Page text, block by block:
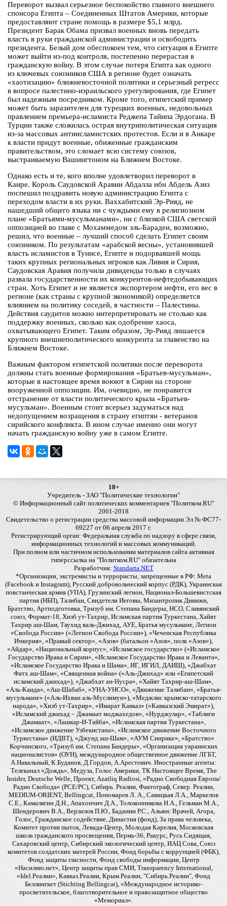
Переворот вызвал серьезное беспокойство главного внешнего
спонсора Египта – Соединенных Штатов Америки, которые
предоставляют стране помощь в размере $5,1 млрд.
Президент Барак Обама призвал военных вновь передать
власть в руки гражданской администрации и освободить
президента. Белый дом обеспокоен тем, что ситуация в Египте
может выйти из-под контроля, постепенно перерастая в
гражданскую войну. В этом случае потеря Египта как одного
из ключевых союзников США в регионе будет означать
«хаотизацию» ближневосточной политики и серьезный регресс
в вопросе палестино-израильского урегулирования, где Египет
был надежным посредником. Кроме того, египетский пример
может быть заразителен для турецких военных, недовольных
правлением премьера-исламиста Реджепа Тайипа Эрдогана. В
Турции также сложилась острая внутриполитическая ситуация
из-за массовых антиисламистских протестов. Если и в Анкаре
к власти придут военные, обиженные гражданским
правительством, это сломает всю систему союзов,
выстраиваемую Вашингтоном на Ближнем Востоке.
Однако есть и те, кого вполне удовлетворил переворот в
Каире. Король Саудовской Аравии Абдалла ибн Абдель Азиз
поспешил поздравить новую администрацию Египта с
переходом власти в их руки. Ваххабитский Эр-Рияд, не
нашедший общего языка ни с чуждыми ему в религиозном
плане «Братьями-мусульманами», ни с близкой США светской
оппозицией во главе с Мохаммедом эль-Барадеи, возможно,
решил, что военные – лучший способ сделать Египет своим
союзником. По результатам «арабской весны», установившей
власть исламистов в Тунисе, Египте и подорвавшей мощь
таких крупных региональных игроков как Ливия и Сирия,
Саудовская Аравия получила дивиденды только в случаях
развала государственности их конкурентов-нефтедобывающих
стран. Хоть Египет и не является экспортером нефти, его вес в
регионе (как страны с крупной экономикой) определяется
влиянием на политику соседей, в частности – Палестины.
Действия саудитов можно интерпретировать не столько как
поддержку военных, сколько как одобрение хаоса,
охватывающего Египет. Таким образом, Эр-Рияд лишается
крупного внешнеполитического конкурента за главенство на
Ближнем Востоке.
Важным фактором египетской политики после переворота
должны стать военные формирования «Братьев-мусульман»,
которые в настоящее время воюют в Сирии на стороне
вооруженной оппозиции. Им, очевидно, не понравится
отстранение от власти политического крыла «Братьев-
мусульман». Военным стоит всерьез задуматься над
недопущением возращения в страну египтян - ветеранов
сирийского конфликта. В ином случае именно они могут
начать гражданскую войну уже в самом Египте.
18+
Учредитель - ЗАО "Политические технологии"
© Информационный сайт политических комментариев "Политком.RU"
2001-2018
Свидетельство о регистрации средства массовой информации Эл № ФС77-
69227 от 06 апреля 2017 г.
Регистрирующий орган: Федеральная служба по надзору в сфере связи,
информационных технологий и массовых коммуникаций.
При полном или частичном использовании материалов сайта активная
гиперссылка на "Политком.RU" обязательна
Разработчик: Standarta.NET
*Организации, экстремисты и террористы, запрещенные в РФ: Meta
(Facebook и Instagram), Русский добровольческий корпус (РДК), Украинская
повстанческая армия (УПА), Грузинский легион, Национал-Большевистская
партия (НБП), Талибан, Свидетели Иеговы, Мизантропик Дивижн,
Братство, Артподготовка, Тризуб им. Степана Бандеры, НСО, Славянский
союз, Формат-18, Хизб ут-Тахрир, Исламская партия Туркестана, Хайят
Тахрир аш-Шам, Таухид валь-Джихад, АУЕ, Братья мусульмане, Легион
«Свобода России» («Легион Свобода России»), «Чеченская Республика
Ичкерия», «Правый сектор», «Азов» (батальон «Азов», полк «Азов»),
«Айдар», «Национальный корпус», «Исламское государство» («Исламское
Государство Ирака и Сирии», «Исламское Государство Ирака и Леванта»,
«Исламское Государство Ирака и Шама», ИГ, ИГИЛ, ДАИШ), «Джабхат
Фатх аш-Шам», «Священная война» («Аль-Джихад» или «Египетский
исламский джихад»), «Джабхат ан-Нусра», «Хайят Тахрир-аш-Шам»,
«Аль-Каида», «Аш-Шабаб», «УНА-УНСО», «Движение Талибан», «Братья-
мусульмане» («Аль-Ихван аль-Муслимун»), «Меджлис крымско-татарского
народа», «Хизб ут-Тахрир», «Имарат Кавказ» («Кавказский Эмират»),
«Исламский джихад – Джамаат моджахедов», «Нурджулар», «Таблиги
Джамаат», «Лашкар-И-Тайба», «Исламская партия Туркестана»,
«Исламское движение Узбекистана», «Исламское движение Восточного
Туркестана» (ИДВТ), «Джунд аш-Шам», «АУМ Синрике», «Братство»
Корчинского, «Тризуб им. Степана Бандеры», «Организация украинских
националистов» (ОУН), международное общественное движение ЛГБТ,
А.Навальный, К.Буданов, Д.Гордон, А.Арестович. Иностранные агенты:
Телеканал «Дождь», Медуза, Голос Америки, ТК Настоящее Время, The
Insider, Deutsche Welle, Проект, Azatliq Radiosi, «Радио Свободная Европа/
Радио Свобода» (PCE/PC), Сибирь. Реалии, Фактограф, Север. Реалии,
MEDIUM-ORIENT, Bellingcat, Пономарев Л. А., Савицкая Л.А., Маркелов
С.Е., Камалягин Д.Н., Апахончич Д.А., Толоконникова Н.А., Гельман М.А.,
Шендерович В.А., Верзилов П.Ю., Баданин Р.С., Альянс Врачей, Агора,
Голос, Гражданское содействие, Династия (фонд), За права человека,
Комитет против пыток, Левада-Центр, Молодая Карелия, Московская
школа гражданского просвещения, Пермь-36, Ракурс, Русь Сидящая,
Сахаровский центр, Сибирский экологический центр, ИАЦ Сова, Союз
комитетов солдатских матерей России, Фонд борьбы с коррупцией (ФБК),
Фонд защиты гласности, Фонд свободы информации, Центр
«Насилию.нет», Центр защиты прав СМИ, Transparency International,
«Idel.Реалии», Кавказ.Реалии, Крым.Реалии, "Сибирь.Реалии", Фонд
Беллингкет (Stichting Bellingcat), «Международное историко-
просветительское, благотворительное и правозащитное общество
«Мемориал».